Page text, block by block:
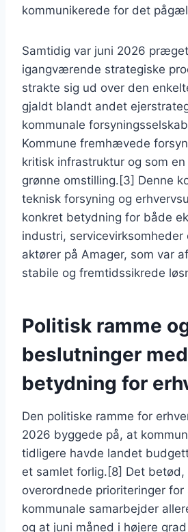
kommunikerede for det
Samtidig var juni 2026
igangværende strategiske
strakte sig ud over den
gjaldt blandt andet
kommunale
Kommune fremhævede
kritisk infrastruktur og som
grønne omstilling.[3] Denne
teknisk forsyning og
konkret betydning for både
industri, servicevirksomheder
aktører på Amager, som var
stabile og fremtidssikrede
Politisk ramme
beslutninger med
betydning for
Den politiske ramme for
2026 byggede på, at
tidligere havde landet
et samlet forlig.[8] Det betød,
overordnede prioriteringer
kommunale samarbejder
og at juni måned i højere